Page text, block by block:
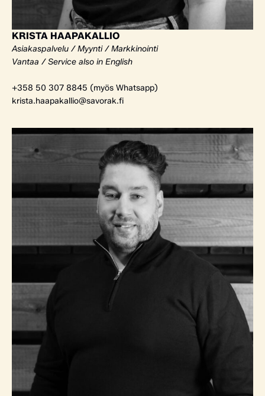
KRISTA HAAPAKALLIO
Asiakaspalvelu / Myynti / Markkinointi
Vantaa / Service also in English
+358 50 307 8845 (myös Whatsapp)
krista.haapakallio@savorak.fi